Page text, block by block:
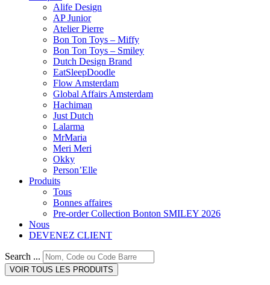
Alife Design
AP Junior
Atelier Pierre
Bon Ton Toys – Miffy
Bon Ton Toys – Smiley
Dutch Design Brand
EatSleepDoodle
Flow Amsterdam
Global Affairs Amsterdam
Hachiman
Just Dutch
Lalarma
MrMaria
Meri Meri
Okky
Person’Elle
Produits
Tous
Bonnes affaires
Pre-order Collection Bonton SMILEY 2026
Nous
DEVENEZ CLIENT
Search ...
VOIR TOUS LES PRODUITS